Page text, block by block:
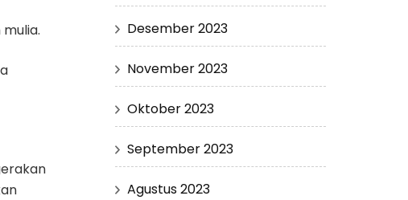
Desember 2023
November 2023
Oktober 2023
September 2023
Agustus 2023